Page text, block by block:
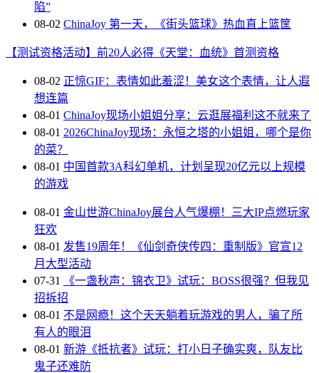
陷”
08-02 ChinaJoy 第一天，《街头篮球》热血直上篮筐
【测试资格活动】前20人必得《天堂：血统》首测资格
08-02 正惊GIF：表情如此羞涩！美女这个表情，让人遐
想连篇
08-01 ChinaJoy现场小姐姐分享：云逛展福利这不就来了
08-01 2026ChinaJoy现场：永恒之塔的小姐姐，哪个是你
的菜？
08-01 中国首款3A科幻单机，计划呈现20亿元以上规模
的游戏
08-01 金山世游ChinaJoy展台人气爆棚！三大IP点燃玩家
狂欢
08-01 发售19周年！《仙剑奇侠传四：重制版》官宣12
月大型活动
07-31
《一盏秋声：锦衣卫》试玩：BOSS很强？但我见
招拆招
08-01 不是网瘾！这个天天躺着玩游戏的男人，骗了所
有人的眼泪
08-01 新游《抵抗者》试玩：打小日子确实爽，队友比
鬼子还难防